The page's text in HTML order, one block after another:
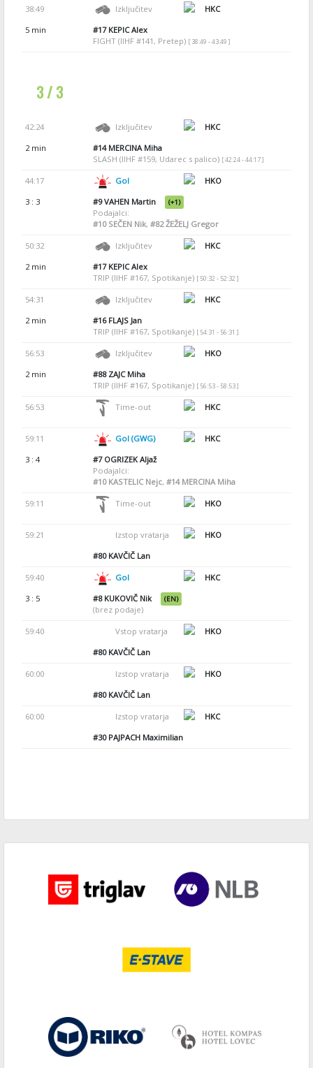
38:49 Izključitev
HKC
5 min
#17KEPIC Alex
FIGHT (IIHF #141, Pretep) [ 38:49 - 43:49 ]
3 / 3
42:24 Izključitev
HKC
2 min
#14MERCINA Miha
SLASH (IIHF #159, Udarec s palico) [ 42:24 - 44:17 ]
44:17 Gol
HKO
3 : 3
#9VAHEN Martin (+1)
Podajalci:
#10SEČEN Nik, #82ŽEŽELJ Gregor
50:32 Izključitev
HKC
2 min
#17KEPIC Alex
TRIP (IIHF #167, Spotikanje) [ 50:32 - 52:32 ]
54:31 Izključitev
HKC
2 min
#16FLAJS Jan
TRIP (IIHF #167, Spotikanje) [ 54:31 - 56:31 ]
56:53 Izključitev
HKO
2 min
#88ZAJC Miha
TRIP (IIHF #167, Spotikanje) [ 56:53 - 58:53 ]
56:53 Time-out HKC
59:11 Gol (GWG)
HKC
3 : 4
#7OGRIZEK Aljaž
Podajalci:
#10KASTELIC Nejc, #14MERCINA Miha
59:11 Time-out HKO
59:21 Izstop vratarja
HKO
#80KAVČIČ Lan
59:40 Gol
HKC
3 : 5
#8KUKOVIČ Nik (EN)
(brez podaje)
59:40 Vstop vratarja
HKO
#80KAVČIČ Lan
60:00 Izstop vratarja
HKO
#80KAVČIČ Lan
60:00 Izstop vratarja
HKC
#30PAJPACH Maximilian